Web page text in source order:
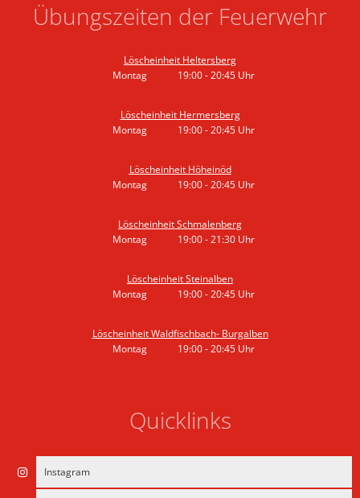
Übungszeiten der Feuerwehr
Löscheinheit Heltersberg
Montag
19:00-20:45 Uhr
Löscheinheit Hermersberg
Montag
19:00-20:45 Uhr
Löscheinheit Höheinöd
Montag
19:00-20:45 Uhr
Löscheinheit Schmalenberg
Montag
19:00-21:30 Uhr
Löscheinheit Steinalben
Montag
19:00-20:45 Uhr
Löscheinheit Waldfischbach- Burgalben
Montag
19:00-20:45 Uhr
Quicklinks
Instagram